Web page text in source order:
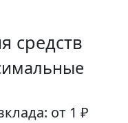
средств
от 1 ₽